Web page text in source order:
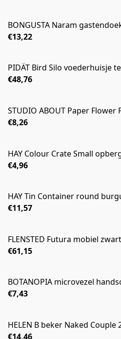
BONGUSTA Naram
€13,22
PIDÄT Bird Silo voederhuisje
€48,76
STUDIO ABOUT Paper
€8,26
HAY Colour Crate Small
€4,96
HAY Tin Container round
€11,57
FLENSTED Futura mobiel zwart
€61,15
BOTANOPIA microvezel
€7,43
HELEN B beker Naked Couple
€14,46